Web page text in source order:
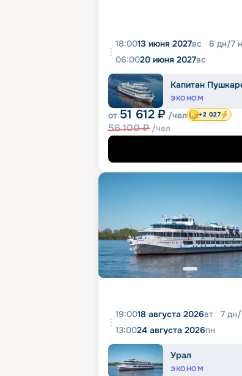
18:0013 июня 2027вс 8 дн/7
06:0020 июня 2027вс
Капитан
ЭКОНОМ
от 51 612 ₽ /чел
56 100₽ /чел
+2 027
19:0018 августа 2026вт 7 дн/
13:0024 августа 2026пн
Урал
ЭКОНОМ